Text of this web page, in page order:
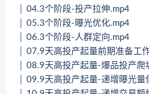
│ 04.3个阶段-投产拉伸.mp4
│ 05.3个阶段-曝光优化.mp4
│ 06.3个阶段-人群定向.mp4
│ 07.9天高投产起量前期准备工
│ 08.9天高投产起量-爆品投产爬
│ 09.9天高投产起量-递增曝光